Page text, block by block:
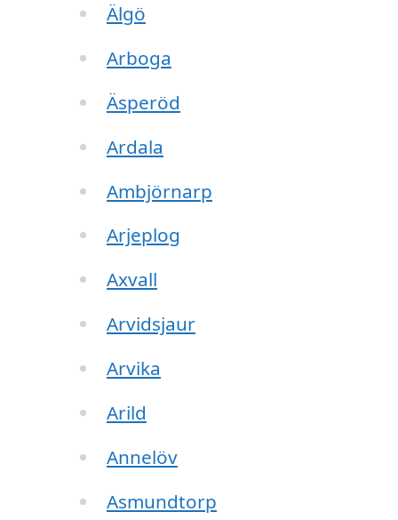
Älgö
Arboga
Äsperöd
Ardala
Ambjörnarp
Arjeplog
Axvall
Arvidsjaur
Arvika
Arild
Annelöv
Asmundtorp